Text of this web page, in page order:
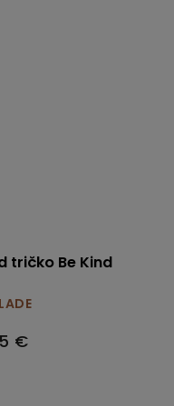
tričko Be Kind
€